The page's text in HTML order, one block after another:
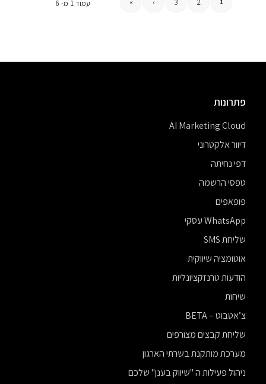
עמוד 1 מ- 6 1
2
3
›
»
פתרונות
AI Marketing Cloud
דיוור אלקטרוני
דפי נחיתה
טפסי הרשמה
פופאפים
WhatsApp עסקי
שליחת SMS
אוטומציה שיווקית
הודעות טרנזקציונליות
שיחות
צ’אטבוט – BETA
שליחת קבצים מצורפים
מערכת מותקנת בשרתי הארגון
ניהול פעילות ה "שיווק בענן" שלכם